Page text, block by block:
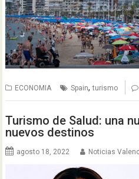
ECONOMIA Spain,turismo
Turismo de Salud: una
nuevos destinos
agosto 18, 2022 Noticias